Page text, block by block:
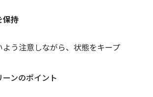
保持
う注意しながら、状態をキープ
ンのポイント